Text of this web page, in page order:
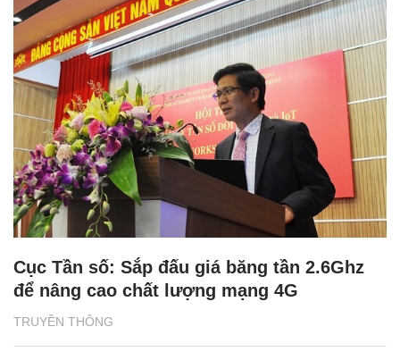
TRUYỀN THÔNG
Cục Tần số: Sắp đấu giá băng tần 2.6Ghz
để nâng cao chất lượng mạng 4G